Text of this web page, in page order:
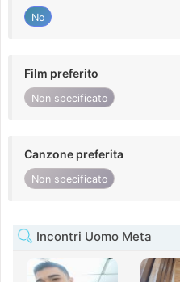
No
Film preferito
Non specificato
Canzone preferita
Non specificato
Incontri Uomo Meta